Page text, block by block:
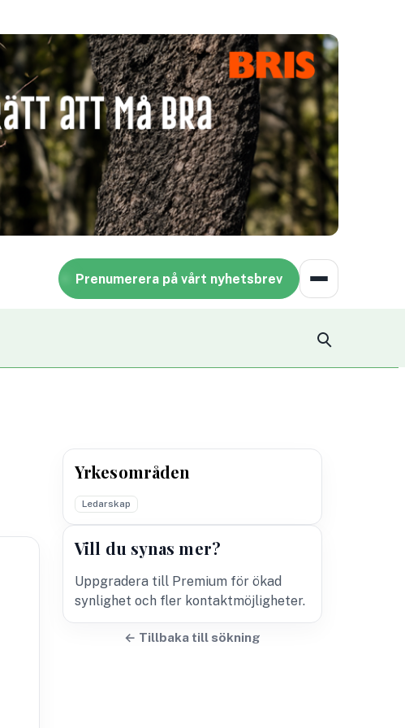
Prenumerera på vårt nyhetsbrev
Yrkesområden
Ledarskap
Vill du synas mer?
Uppgradera till Premium för ökad
synlighet och fler kontaktmöjligheter.
← Tillbaka till sökning